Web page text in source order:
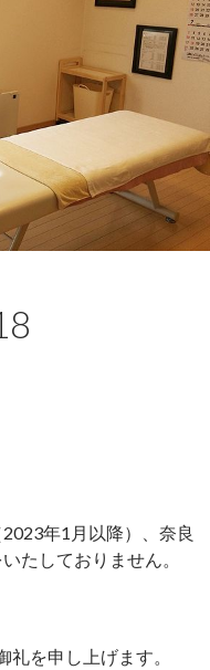
年1月以降）、奈良
たしておりません。
を申し上げます。